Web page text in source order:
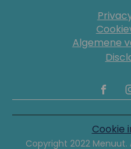
Algemene
Cookie
Copyright 2022